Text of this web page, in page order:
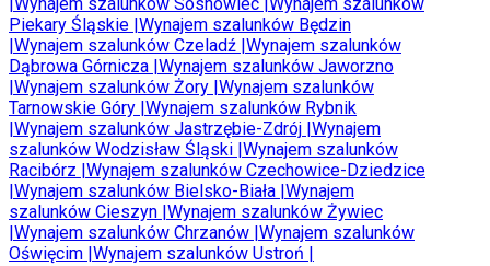
Piekary Śląskie Wynajem szalunków Będzin
Wynajem szalunków Czeladź Wynajem szalunków
Dąbrowa Górnicza Wynajem szalunków Jaworzno
Wynajem szalunków Żory Wynajem szalunków
Tarnowskie Góry Wynajem szalunków Rybnik
Wynajem szalunków Jastrzębie-Zdrój Wynajem
szalunków Wodzisław Śląski Wynajem szalunków
Racibórz Wynajem szalunków Czechowice-Dziedzice
Wynajem szalunków Bielsko-Biała Wynajem
szalunków Cieszyn Wynajem szalunków Żywiec
Wynajem szalunków Chrzanów Wynajem szalunków
Oświęcim Wynajem szalunków Ustroń